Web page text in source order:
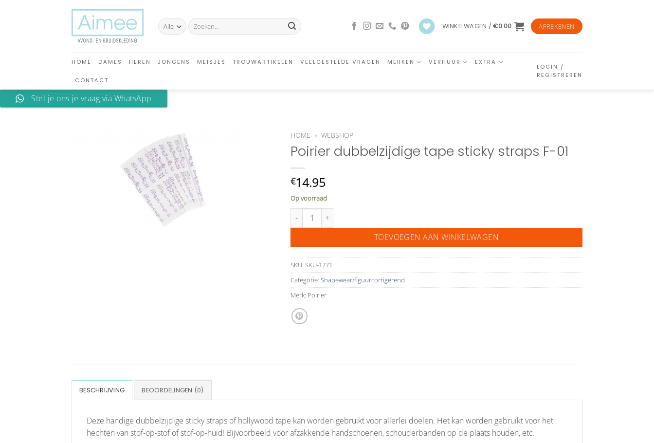
Zoeken
naar:
WINKELWAGEN /€0.00 AFREKENEN
HOME DAMES HEREN JONGENS MEISJES TROUWARTIKELEN VEELGESTELDE VRAGEN MERKEN VERHUUR EXTRA
CONTACT
LOGIN /
REGISTREREN
Stel je ons je vraag via WhatsApp
HOME » WEBSHOP
Poirier dubbelzijdige tape sticky straps F-01
€14.95
Op voorraad
Poirier dubbelzijdige tape sticky straps F-01 aantal
TOEVOEGEN AAN WINKELWAGEN
SKU: SKU-1771
Categorie: Shapewear/figuurcorrigerend
Merk: Poirier
BESCHRIJVING BEOORDELINGEN (0)
Deze handige dubbelzijdige sticky straps of hollywood tape kan worden gebruikt voor allerlei doelen. Het kan worden gebruikt voor het
hechten van stof-op-stof of stof-op-huid! Bijvoorbeeld voor afzakkende handschoenen, schouderbanden op de plaats houden, etc.